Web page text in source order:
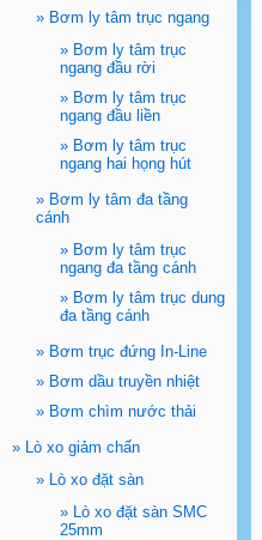
» Bơm ly tâm trục ngang
» Bơm ly tâm trục
ngang đầu rời
» Bơm ly tâm trục
ngang đầu liền
» Bơm ly tâm trục
ngang hai họng hút
» Bơm ly tâm đa tầng
cánh
» Bơm ly tâm trục
ngang đa tầng cánh
» Bơm ly tâm trục dung
đa tầng cánh
» Bơm trục đứng In-Line
» Bơm dầu truyền nhiệt
» Bơm chìm nước thải
» Lò xo giảm chấn
» Lò xo đặt sàn
» Lò xo đặt sàn SMC
25mm